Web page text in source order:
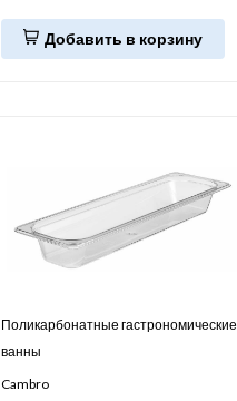
Добавить в корзину
Поликарбонатные гастрономические
ванны
Cambro